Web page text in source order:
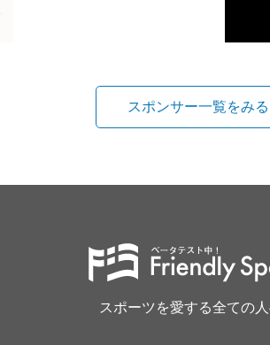
スポンサー一覧をみる
スポーツを愛する全ての人